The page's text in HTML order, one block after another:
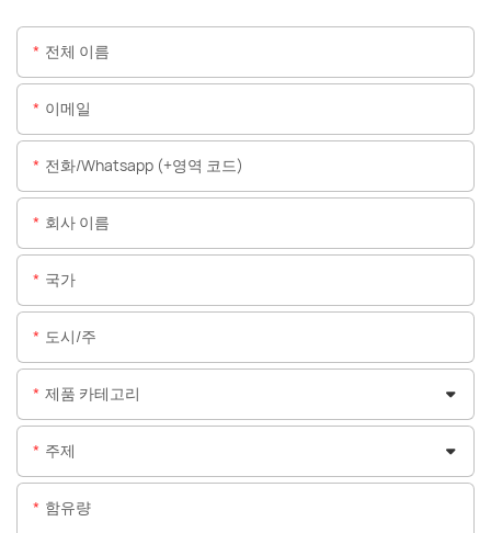
전체 이름
이메일
전화/whatsapp (+영역 코드)
회사 이름
국가
도시/주
제품 카테고리
주제
함유량